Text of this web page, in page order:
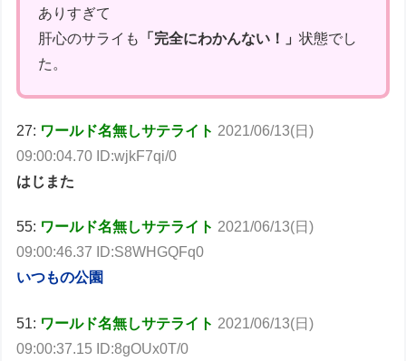
ありすぎて
肝心のサライも
「完全にわかんない！」状態でし
た。
27: ワールド名無しサテライト 2021/06/13(日)
09:00:04.70 ID:wjkF7qi/0
はじまた
55: ワールド名無しサテライト 2021/06/13(日)
09:00:46.37 ID:S8WHGQFq0
いつもの公園
51: ワールド名無しサテライト 2021/06/13(日)
09:00:37.15 ID:8gOUx0T/0